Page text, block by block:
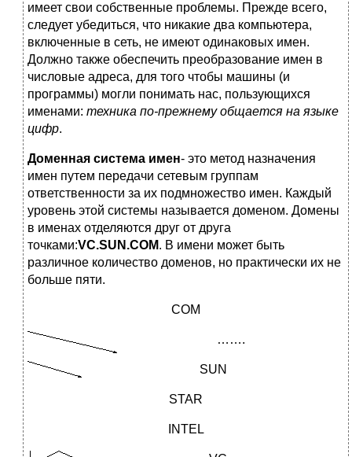
имеет свои собственные проблемы. Прежде всего,
следует убедиться, что никакие два компьютера,
включенные в сеть, не имеют одинаковых имен.
Должно также обеспечить преобразование имен в
числовые адреса, для того чтобы машины (и
программы) могли понимать нас, пользующихся
именами: техника по-прежнему общается на языке
цифр.
Доменная система имен- это метод назначения
имен путем передачи сетевым группам
ответственности за их подмножество имен. Каждый
уровень этой системы называется доменом. Домены
в именах отделяются друг от друга
точками:VC.SUN .COM. В имени может быть
различное количество доменов, но практически их не
больше пяти.
COM
…….
SUN
STAR
INTEL